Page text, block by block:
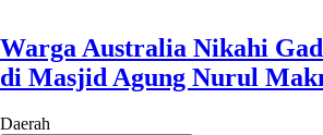
Warga Australia Nikahi
di Masjid Agung Nurul
Daerah